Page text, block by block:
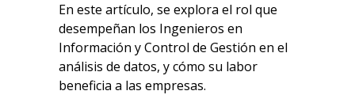
En este artículo, se explora el rol que
desempeñan los Ingenieros en
Información y Control de Gestión en el
análisis de datos, y cómo su labor
beneficia a las empresas.